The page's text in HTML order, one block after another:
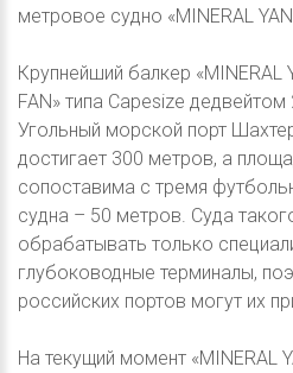
метровое судно «MINERAL
Крупнейший балкер «MINERAL
FAN» типа Capesize
Угольный морской порт
достигает 300 метров, а
сопоставима с тремя
судна – 50 метров. Суда
обрабатывать только
глубоководные терминалы,
российских портов могут их
На текущий момент «MINERAL